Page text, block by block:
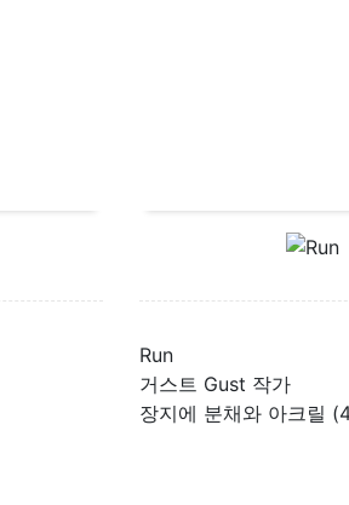
Run
거스트 Gust 작가
장지에 분채와 아크릴